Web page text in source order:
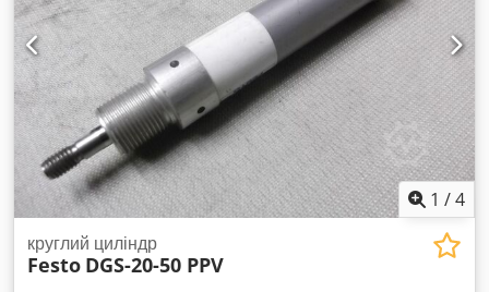
1 /4
круглий циліндр
Festo DGS-20-50 PPV